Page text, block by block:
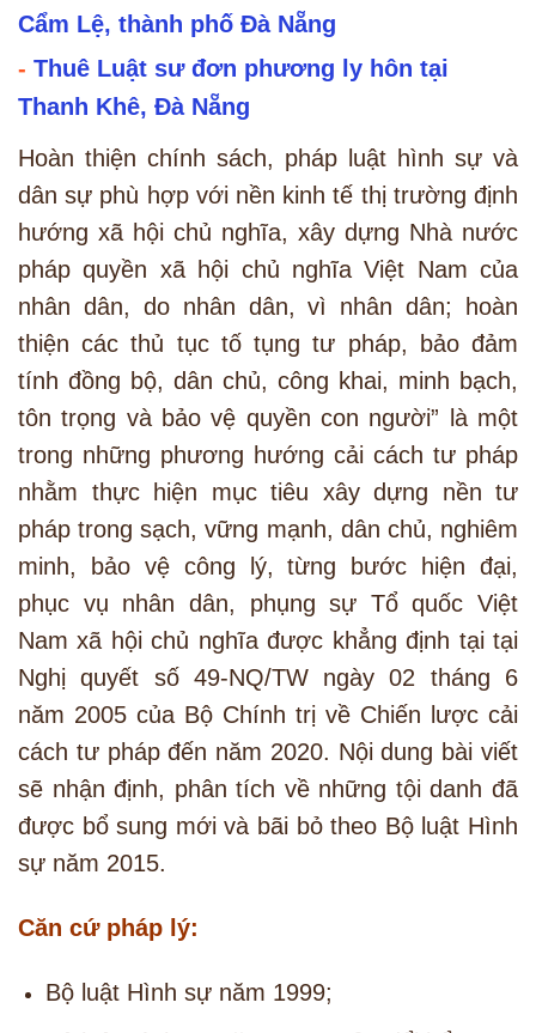
Cẩm Lệ, thành phố Đà Nẵng
- Thuê Luật sư đơn phương ly hôn tại
Thanh Khê, Đà Nẵng
Hoàn thiện chính sách, pháp luật hình sự và
dân sự phù hợp với nền kinh tế thị trường định
hướng xã hội chủ nghĩa, xây dựng Nhà nước
pháp quyền xã hội chủ nghĩa Việt Nam của
nhân dân, do nhân dân, vì nhân dân; hoàn
thiện các thủ tục tố tụng tư pháp, bảo đảm
tính đồng bộ, dân chủ, công khai, minh bạch,
tôn trọng và bảo vệ quyền con người” là một
trong những phương hướng cải cách tư pháp
nhằm thực hiện mục tiêu xây dựng nền tư
pháp trong sạch, vững mạnh, dân chủ, nghiêm
minh, bảo vệ công lý, từng bước hiện đại,
phục vụ nhân dân, phụng sự Tổ quốc Việt
Nam xã hội chủ nghĩa được khẳng định tại tại
Nghị quyết số 49-NQ/TW ngày 02 tháng 6
năm 2005 của Bộ Chính trị về Chiến lược cải
cách tư pháp đến năm 2020. Nội dung bài viết
sẽ nhận định, phân tích về những tội danh đã
được bổ sung mới và bãi bỏ theo Bộ luật Hình
sự năm 2015.
Căn cứ pháp lý:
Bộ luật Hình sự năm 1999;